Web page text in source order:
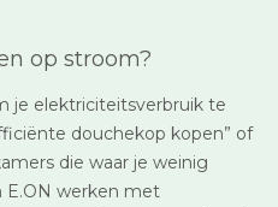
op stroom?
je elektriciteitsverbruik te
douchekop kopen” of
die waar je weinig
E.ON werken met